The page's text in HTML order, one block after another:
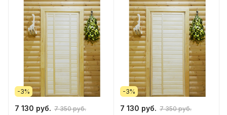
-3%
7 130 руб. 7 350 руб.
-3%
7 130 руб. 7 350 руб.